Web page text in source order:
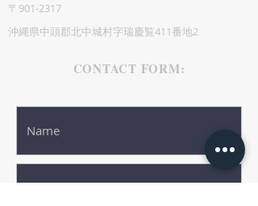
〒901-2317
沖縄県中頭郡北中城村字瑞慶覧411番地2
CONTACT FORM: